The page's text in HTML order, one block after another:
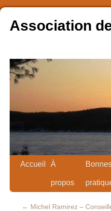
Association
Accueil À
propos
← Michel Ramirez –